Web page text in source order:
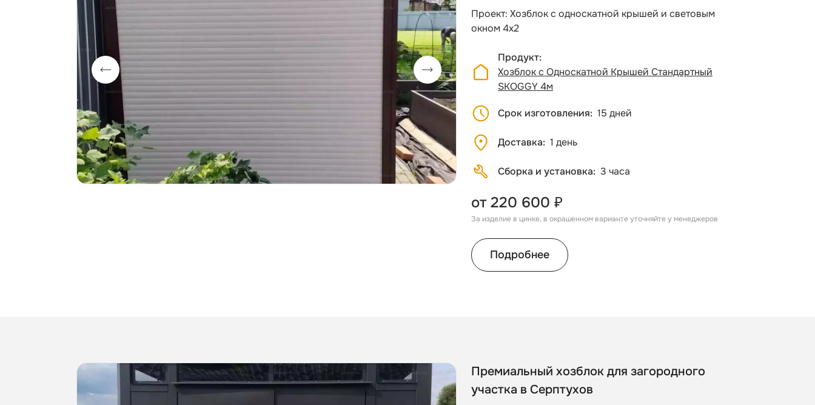
Проект: Хозблок с односкатной крышей и световым
окном 4х2
Продукт
Хозблок с Односкатной Крышей Стандартный
SKOGGY 4м
Срок изготовления 15 дней
Доставка 1 день
Сборка и установка 3 часа
от 220 600 ₽
За изделие в цинке, в окрашенном варианте уточняйте у менеджеров
Подробнее
Премиальный хозблок для загородного
участка в Серптухов